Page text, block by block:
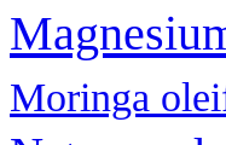
Moringa